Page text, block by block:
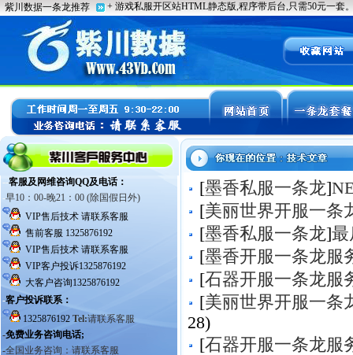
[墨香私服一条龙]
[美丽世界开服一条
[墨香私服一条龙]最
[墨香开服一条龙服
[石器开服一条龙服
[美丽世界开服一条
28)
[石器开服一条龙服